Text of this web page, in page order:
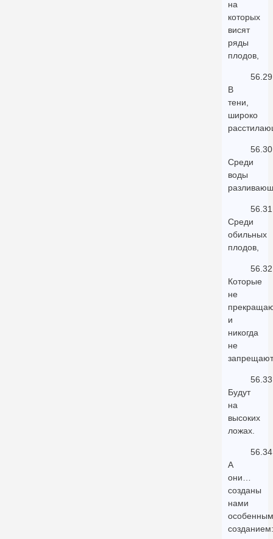
на
которых
висят
ряды
плодов,
56.29
В
тени,
широко
56.30
Среди
воды
56.31
Среди
обильных
плодов,
56.32
Которые
не
и
никогда
не
56.33
Будут
на
высоких
ложах.
56.34
А
они…
созданы
нами
особенным
созданием: